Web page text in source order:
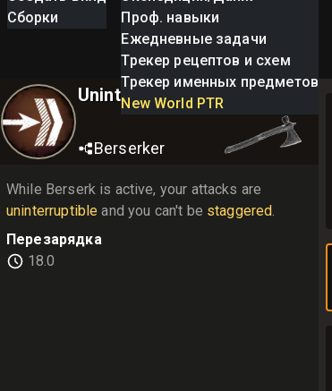
Сборки
Проф. навыки
Ежедневные задачи
Трекер рецептов и схем
Трекер именных предметов
New World PTR
Uninterruptible Berserk
Berserker
uninterruptible and you can't be staggered.
Перезарядка
18.0